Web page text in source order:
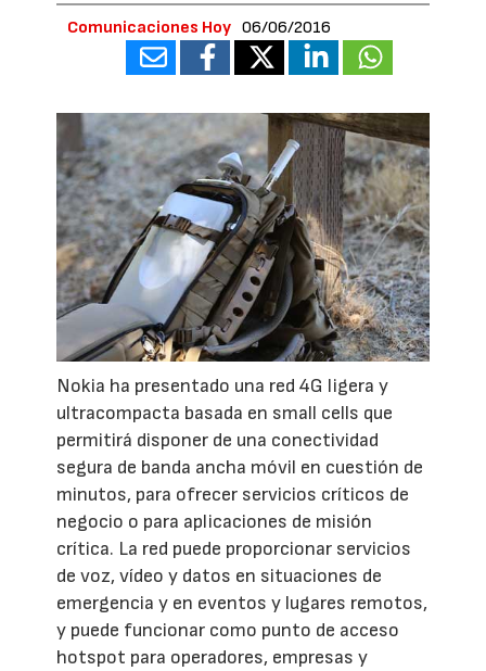
Comunicaciones Hoy 06/06/2016
Nokia ha presentado una red 4G ligera y
ultracompacta basada en small cells que
permitirá disponer de una conectividad
segura de banda ancha móvil en cuestión de
minutos, para ofrecer servicios críticos de
negocio o para aplicaciones de misión
crítica. La red puede proporcionar servicios
de voz, vídeo y datos en situaciones de
emergencia y en eventos y lugares remotos,
y puede funcionar como punto de acceso
hotspot para operadores, empresas y